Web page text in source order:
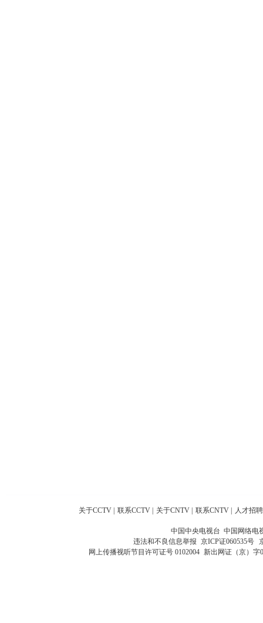
关于CCTV 联系CCTV 关于CNTV 联系CNTV 人才招聘
中国中央电视台 中国网络电
违法和不良信息举报 京ICP证060535号
网上传播视听节目许可证号 0102004 新出网证（京）